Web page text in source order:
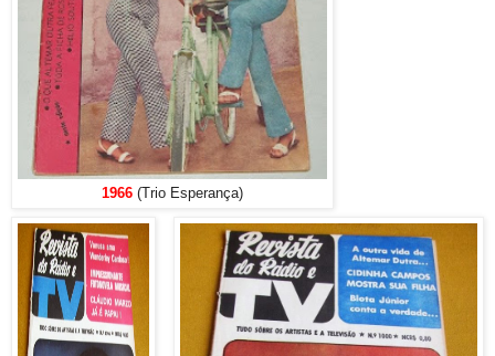
1966 (Trio Esperança)